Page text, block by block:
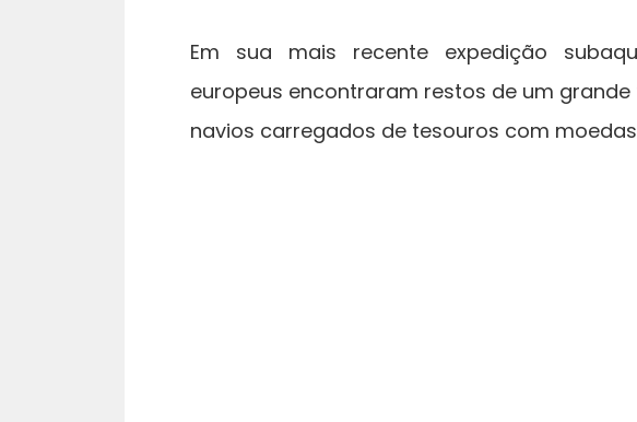
Em sua mais recente expedição
europeus encontraram restos de um
navios carregados de tesouros com